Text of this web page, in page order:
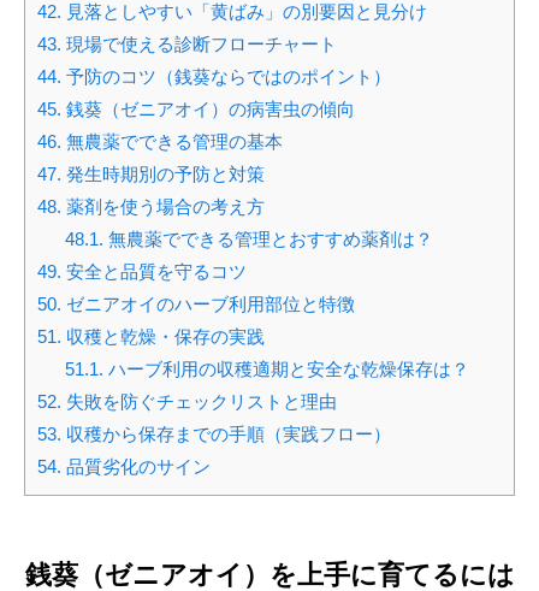
42. 見落としやすい「黄ばみ」の別要因と見分け
43. 現場で使える診断フローチャート
44. 予防のコツ（銭葵ならではのポイント）
45. 銭葵（ゼニアオイ）の病害虫の傾向
46. 無農薬でできる管理の基本
47. 発生時期別の予防と対策
48. 薬剤を使う場合の考え方
48.1. 無農薬でできる管理とおすすめ薬剤は？
49. 安全と品質を守るコツ
50. ゼニアオイのハーブ利用部位と特徴
51. 収穫と乾燥・保存の実践
51.1. ハーブ利用の収穫適期と安全な乾燥保存は？
52. 失敗を防ぐチェックリストと理由
53. 収穫から保存までの手順（実践フロー）
54. 品質劣化のサイン
銭葵（ゼニアオイ）を上手に育てるには